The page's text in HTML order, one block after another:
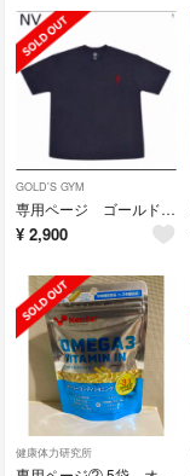
GOLD'S GYM
専用ページ ゴールドジム Tシャツ
¥ 2,900
健康体力研究所